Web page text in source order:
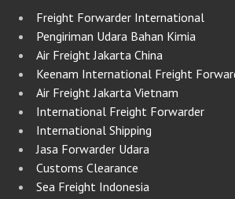
Freight Forwarder International
Pengiriman Udara Bahan Kimia
Air Freight Jakarta China
Keenam International Freight
Air Freight Jakarta Vietnam
International Freight Forwarder
International Shipping
Jasa Forwarder Udara
Customs Clearance
Sea Freight Indonesia